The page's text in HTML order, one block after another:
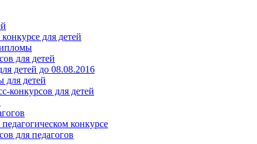
для детей
для детей
детей до 08.08.2016
для детей
конкурсов для детей
конкурсе
для педагогов